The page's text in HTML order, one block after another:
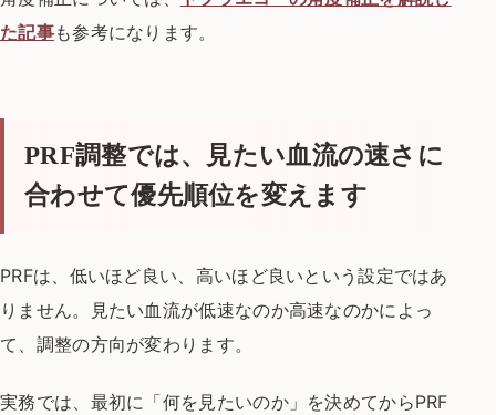
た記事も参考になります。
PRF調整では、見たい血流の速さに
合わせて優先順位を変えます
PRFは、低いほど良い、高いほど良いという設定ではあ
りません。見たい血流が低速なのか高速なのかによっ
て、調整の方向が変わります。
実務では、最初に「何を見たいのか」を決めてからPRF